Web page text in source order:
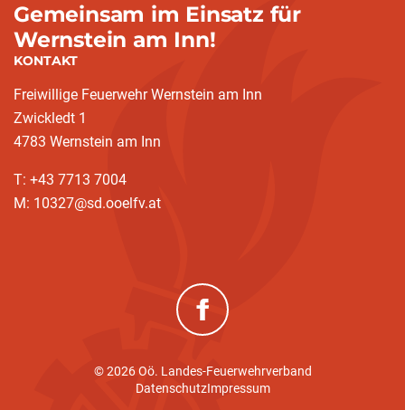
Gemeinsam im Einsatz für
Wernstein am Inn!
KONTAKT
Freiwillige Feuerwehr Wernstein am Inn
Zwickledt 1
4783 Wernstein am Inn
T: +43 7713 7004
M: 10327@sd.ooelfv.at
(neues Fenster)
© 2026 Oö. Landes-Feuerwehrverband
DatenschutzImpressum